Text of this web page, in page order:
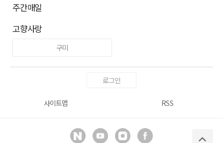
주간매일
고향사랑
구미
로그인
사이트맵 RSS